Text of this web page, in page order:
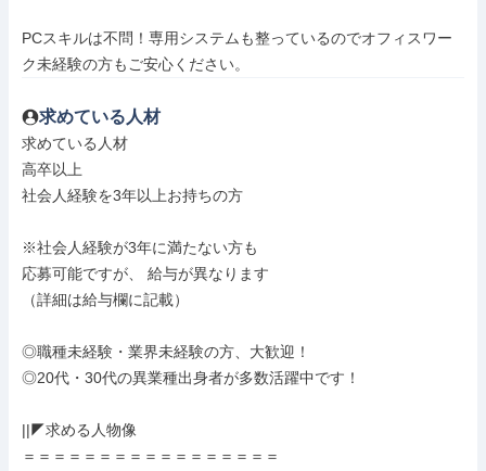
PCスキルは不問！専用システムも整っているのでオフィスワー
ク未経験の方もご安心ください。
求めている人材
求めている人材
高卒以上
社会人経験を3年以上お持ちの方
※社会人経験が3年に満たない方も
応募可能ですが、 給与が異なります
（詳細は給与欄に記載）
◎職種未経験・業界未経験の方、大歓迎！
◎20代・30代の異業種出身者が多数活躍中です！
||◤求める人物像
＝＝＝＝＝＝＝＝＝＝＝＝＝＝＝＝＝